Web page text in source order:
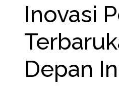
Inovasi
Depan